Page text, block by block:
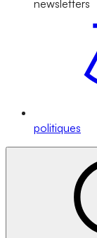
newsletters
politiques